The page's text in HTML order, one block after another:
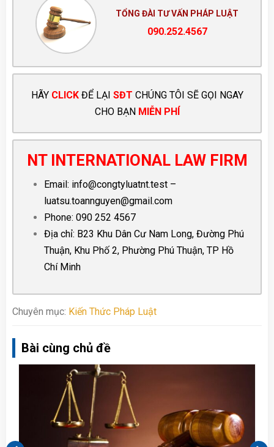
TỔNG ĐÀI TƯ VẤN PHÁP LUẬT
090.252.4567
HÃY CLICKĐỂ LẠI SĐT CHÚNG TÔI SẼ GỌI NGAY
CHO BẠN MIỄN PHÍ
NT INTERNATIONAL LAW FIRM
Email: info@congtyluatnt.test –
luatsu.toannguyen@gmail.com
Phone: 090 252 4567
Địa chỉ: B23 Khu Dân Cư Nam Long, Đường Phú
Thuận, Khu Phố 2, Phường Phú Thuận, TP Hồ
Chí Minh
Chuyên mục: Kiến Thức Pháp Luật
Bài cùng chủ đề